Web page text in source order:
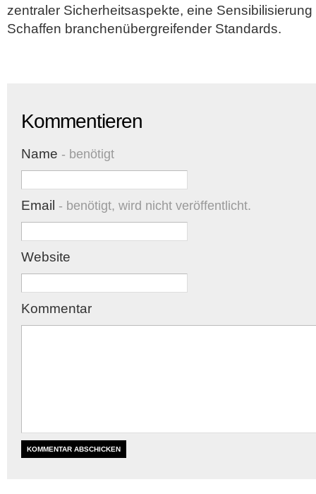
zentraler Sicherheitsaspekte, eine
Schaffen branchenübergreifender Standards.
Kommentieren
Name - benötigt
Email - benötigt, wird nicht veröffentlicht.
Website
Kommentar